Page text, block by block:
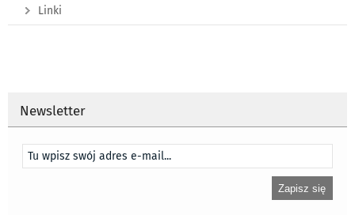
Linki
Newsletter